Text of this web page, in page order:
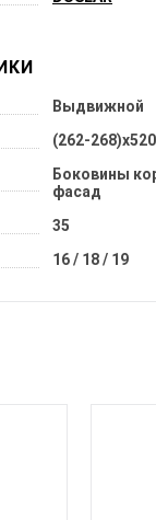
Выдвижной
(262-
Боковины
фасад
35
16 / 18 / 19